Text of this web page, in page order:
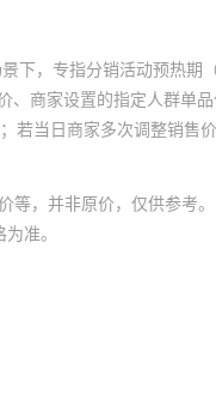
下，专指分销活动预热期
商家设置的指定人群单
当日商家多次调整销售
，并非原价，仅供参考。
准。